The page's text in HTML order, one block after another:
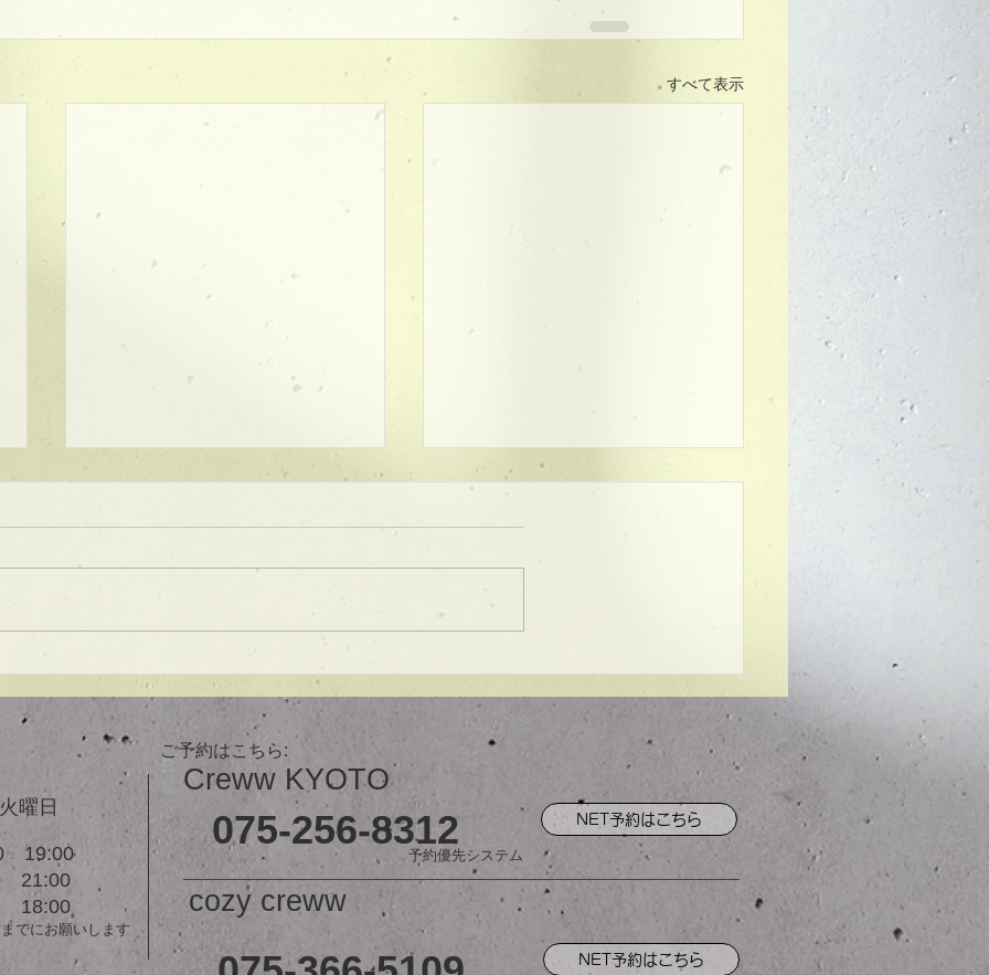
すべて表示
★ラインボブ【ぱつっとボ
で貴方だけのまとまるボブを提供
い♪ 【ご予約に関して】 平日は比
較的ご予約に空きがあります。
メニューが決まらない方はご相談
クーポンをご活用下さいませ。...
ュ！
ご予約はこちら:
曜日
19:00
21:00
18:00
でにお願いします
予約優先システム
Creww KYOTO
075-256-8312 NET予約はこちら
cozy creww
NET予約はこちら